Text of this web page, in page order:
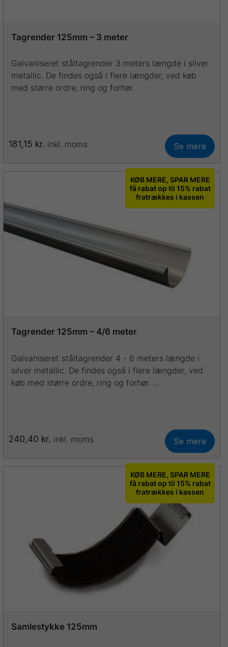
Tagrender 125mm – 3 meter
Galvaniseret ståltagrender 3 meters længde i silver
metallic. De findes også i flere længder, ved køb
med større ordre, ring og forhør.
181,15 kr. inkl. moms Se mere
Dette
vare
Mulighederne
kan
vælges
KØB MERE, SPAR MERE
få rabat op til 15% rabat
fratrækkes i kassen
Tagrender 125mm – 4/6 meter
Galvaniseret ståltagrender 4 - 6 meters længde i
silver metallic. De findes også i flere længder, ved
køb med større ordre, ring og forhør. ...
240,40 kr. inkl. moms Se mere
Dette
vare
varesiden
KØB MERE, SPAR MERE
få rabat op til 15% rabat
fratrækkes i kassen
Samlestykke 125mm